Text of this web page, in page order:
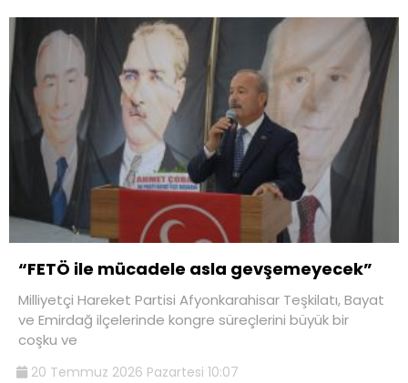
“FETÖ ile mücadele asla gevşemeyecek”
Milliyetçi Hareket Partisi Afyonkarahisar Teşkilatı, Bayat
ve Emirdağ ilçelerinde kongre süreçlerini büyük bir
coşku ve
20 Temmuz 2026 Pazartesi 10:07